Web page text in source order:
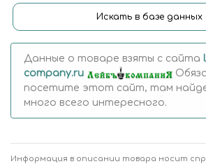
Искать в базе данных
Данные о товаре взяты с сайта
company.ru
посетите этот сайт, там
много всего интересного.
Информация в описании товара носит